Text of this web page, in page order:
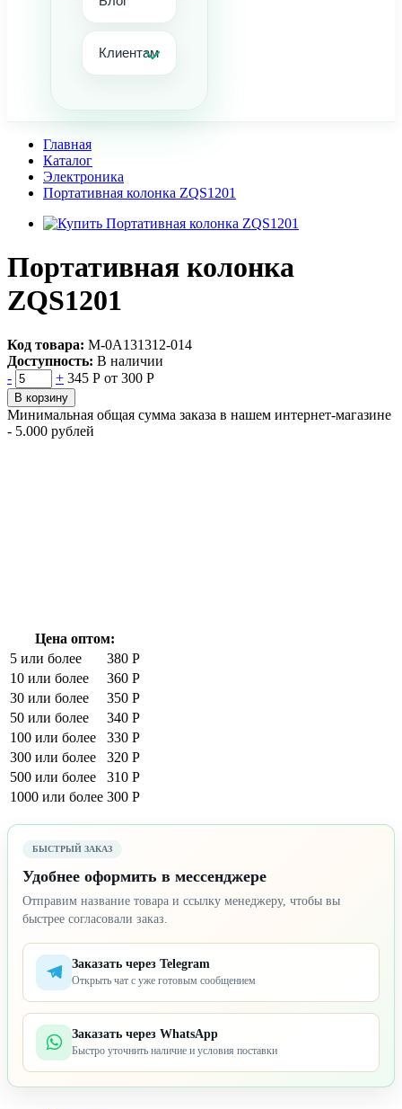
Клиентам
Главная
Каталог
Электроника
Портативная колонка ZQS1201
Портативная колонка
ZQS1201
Код товара: М-0А131312-014
Доступность: В наличии
-
+ 345 Р от 300 Р
В корзину
Минимальная общая сумма заказа в нашем интернет-магазине
- 5.000 рублей
Цена оптом:
5 или более
380 Р
10 или более
360 Р
30 или более
350 Р
50 или более
340 Р
100 или более
330 Р
300 или более
320 Р
500 или более
310 Р
1000 или более 300 Р
БЫСТРЫЙ ЗАКАЗ
Удобнее оформить в мессенджере
Отправим название товара и ссылку менеджеру, чтобы вы
быстрее согласовали заказ.
Заказать через Telegram
Открыть чат с уже готовым сообщением
Заказать через WhatsApp
Быстро уточнить наличие и условия поставки